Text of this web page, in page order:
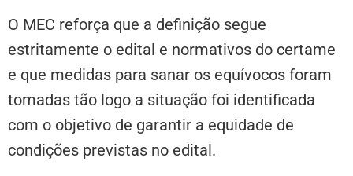
O MEC reforça que a definição segue
estritamente o edital e normativos do certame
e que medidas para sanar os equívocos foram
tomadas tão logo a situação foi identificada
com o objetivo de garantir a equidade de
condições previstas no edital.